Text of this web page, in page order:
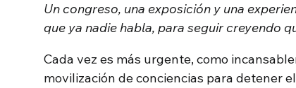
Un congreso, una exposición y una
que ya nadie habla, para seguir creyendo
Cada vez es más urgente, como
movilización de conciencias para detener